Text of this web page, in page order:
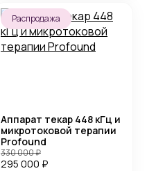
Распродажа
Аппарат текар 448 кГц и
микротоковой терапии
Profound
295 000 ₽
330 000₽